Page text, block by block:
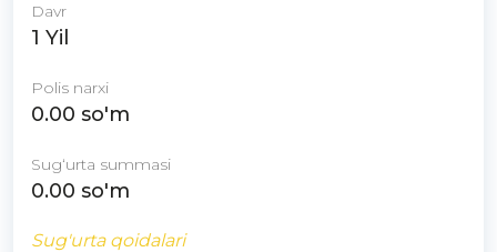
Davr
1 Yil
Polis narxi
0.00 so'm
Sugʻurta summasi
0.00 so'm
Sug'urta qoidalari